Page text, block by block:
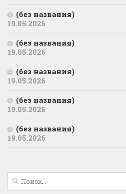
(без названия)
19.05.2026
(без названия)
19.05.2026
(без названия)
19.05.2026
(без названия)
19.05.2026
(без названия)
19.05.2026
Найти: